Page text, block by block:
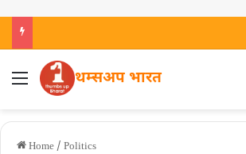
थम्सअप भारत
Home / Politics